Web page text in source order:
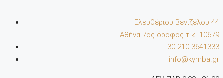
Ελευθέριου Βενιζέλου 44
Αθήνα 7oς όροφος τ.κ. 10679
+30 210-3641333
info@kymba.gr